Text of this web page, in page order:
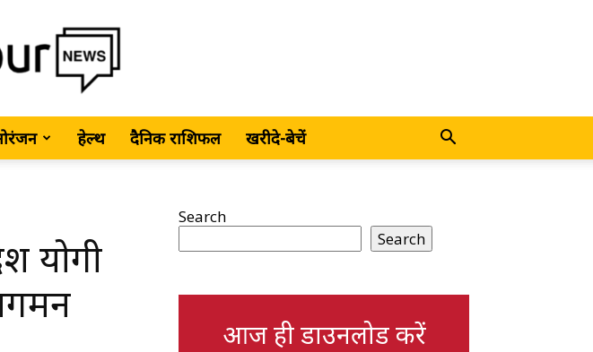
MirzapurNews.com
हेल्थ दैनिक राशिफल खरीदे-बेचें
योगी
Search
Search
आज ही डाउनलोड करें